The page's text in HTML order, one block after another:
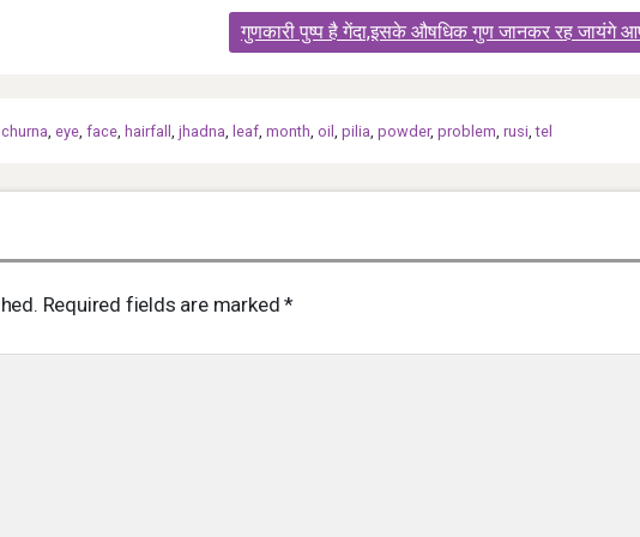
गुणकारी पुष्प है गेंदा,इसके औषधिक गुण जानकर रह जायंगे
churna eye face hairfall jhadna leaf month oil pilia powder, problem rusi ,tel
Required fields are marked*